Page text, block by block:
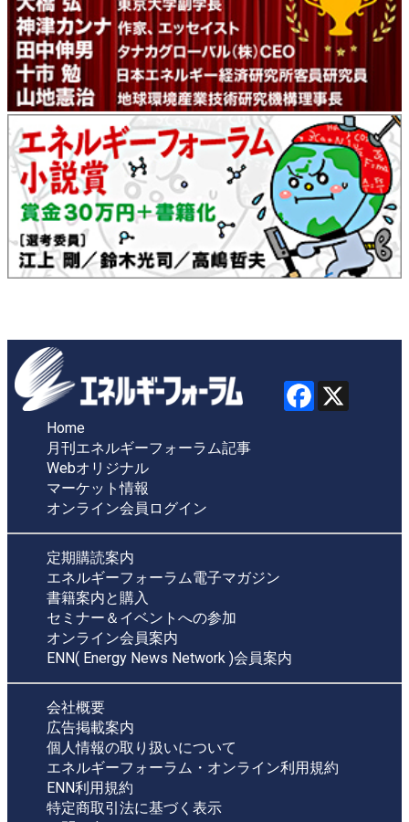
Home
月刊エネルギーフォーラム記事
Webオリジナル
マーケット情報
オンライン会員ログイン
定期購読案内
エネルギーフォーラム電子マガジン
書籍案内と購入
セミナー＆イベントへの参加
オンライン会員案内
ENN( Energy News Network )会員案内
会社概要
広告掲載案内
個人情報の取り扱いについて
エネルギーフォーラム・オンライン利用規約
ENN利用規約
特定商取引法に基づく表示